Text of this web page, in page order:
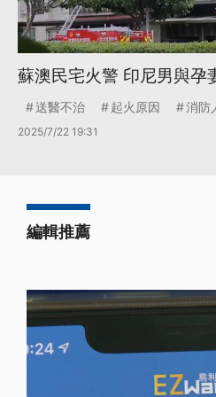
蘇澳民宅火警 印尼男與孕
送醫不治 起火原因 消防
2025/7/22 19:31
編輯推薦